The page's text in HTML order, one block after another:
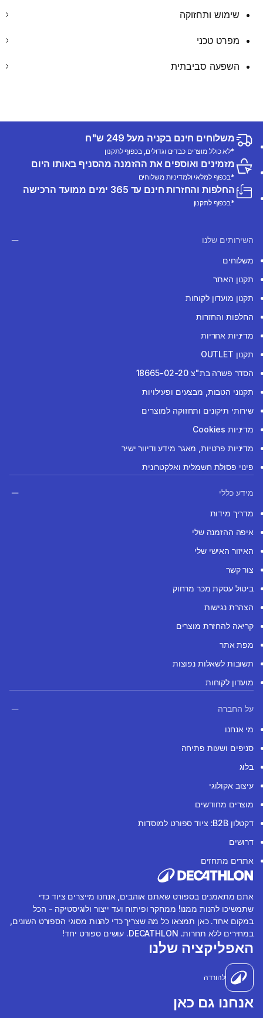
שימוש ותחזוקה
מפרט טכני
השפעה סביבתית
משלוחים חינם בקניה מעל 249 ש"ח
*לא כולל מוצרים כבדים וגדולים, בכפוף לתקנון
מזמינים ואוספים את ההזמנה מהסניף באותו היום
*בכפוף למלאי ולמדיניות משלוחים
החלפות והחזרות חינם עד 365 ימים ממועד הרכישה
*בכפוף לתקנון
השירותים שלנו
משלוחים
תקנון האתר
תקנון מועדון לקוחות
החלפות והחזרות
מדיניות אחריות
תקנון OUTLET
הסדר פשרה בת"צ 18665-02-20
תקנוני הטבות, מבצעים ופעילויות
שירותי תיקונים ותחזוקה למוצרים
מדיניות Cookies
מדיניות פרטיות, מאגר מידע ודיוור ישיר
פינוי פסולת חשמלית ואלקטרונית
מידע כללי
מדריך מידות
איפה ההזמנה שלי
האיזור האישי שלי
צור קשר
ביטול עסקת מכר מרחוק
הצהרת נגישות
קריאה להחזרת מוצרים
מפת אתר
תשובות לשאלות נפוצות
מועדון לקוחות
על החברה
מי אנחנו
סניפים ושעות פתיחה
בלוג
עיצוב אקולוגי
מוצרים מחודשים
דקטלון B2B: ציוד ספורט למוסדות
דרושים
אתרים מתחזים
אתם מתאמנים בספורט שאתם אוהבים, אנחנו מייצרים ציוד כדי
שתמשיכו להנות ממנו! ממחקר ופיתוח ועד ייצור ולוגיסטיקה - הכל
במקום אחד. כאן תמצאו כל מה שצריך כדי להנות מסוגי הספורט השונים,
במחירים ללא תחרות. DECATHLON. עושים ספורט יחד!
האפליקציה שלנו
להורדה
אנחנו גם כאן